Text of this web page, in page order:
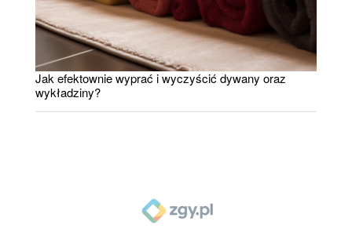
Jak efektownie wyprać i wyczyścić dywany oraz
wykładziny?